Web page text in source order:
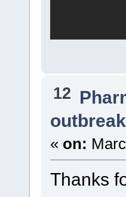
12
« on:
Thanks